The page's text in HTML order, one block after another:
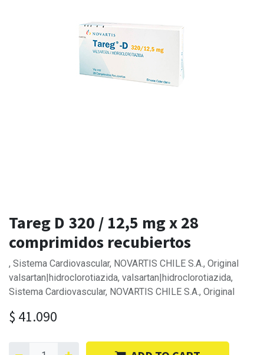
Tareg D 320 / 12,5 mg x 28
comprimidos recubiertos
, Sistema Cardiovascular, NOVARTIS CHILE S.A., Original
valsartan|hidroclorotiazida, valsartan|hidroclorotiazida,
Sistema Cardiovascular, NOVARTIS CHILE S.A., Original
$ 41.090